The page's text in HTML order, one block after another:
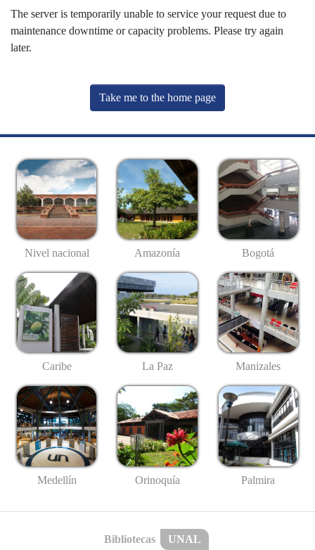
The server is temporarily unable to service your request due to
maintenance downtime or capacity problems. Please try again
later.
Take me to the home page
Nivel nacional Amazonía Bogotá
Caribe La Paz Manizales
Medellín Orinoquía Palmira
Bibliotecas UNAL